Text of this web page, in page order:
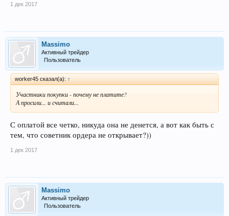
1 дек 2017
Massimo
Активный трейдер
Пользователь
worker45 сказал(а): ↑
Участники покупки - почему не платите?
А просили... и считали...
С оплатой все четко, никуда она не денется, а вот как быть с
тем, что советник ордера не открывает?))
1 дек 2017
Massimo
Активный трейдер
Пользователь